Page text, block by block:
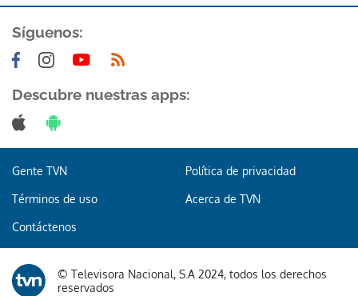
Síguenos:
Descubre nuestras apps:
Gente TVN Política de privacidad
Términos de uso Acerca de TVN
Contáctenos
© Televisora Nacional, S.A 2024, todos los derechos
reservados